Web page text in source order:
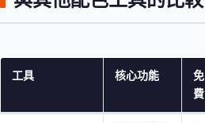
工具 核心功能
免
費